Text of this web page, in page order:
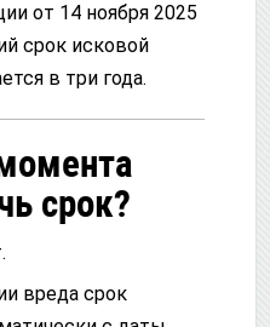
от 14 ноября 2025
срок исковой
в три года.
срок?
вреда срок